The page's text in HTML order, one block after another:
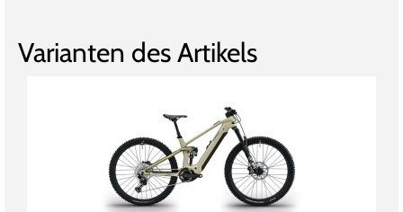
Varianten des Artikels